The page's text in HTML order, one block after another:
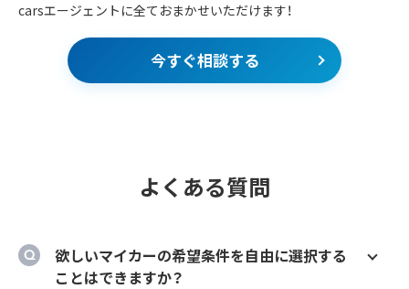
carsエージェントに全ておまかせいただけます！
今すぐ相談する
よくある質問
欲しいマイカーの希望条件を自由に選択する
ことはできますか？